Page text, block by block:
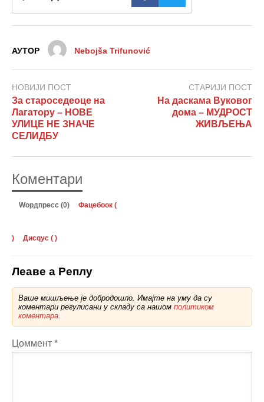
АУТОР Nebojša Trifunović
НОВИЈИ ПОСТ
За староседеоце на
Лагатору – НОВЕ
УЛИЦЕ НЕ ЗНАЧЕ
СЕЛИДБУ
СТАРИЈИ ПОСТ
На даскама Вуковог
дома – МУДРОСТ
ЖИВЉЕЊА
Коментари
Wордпресс (0) Фацебоок (
) Дисqус ( )
Леаве а Реплy
Ваше мишљење је добродошло. Имајте на уму да су
коментари регулисани у складу са нашом политиком
коментара.
Цоммент *